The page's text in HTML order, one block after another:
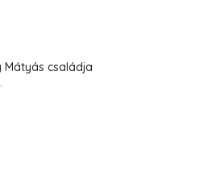
Mátyás családja